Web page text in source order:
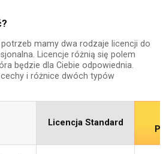
mamy dwa rodzaje licencji do
Licencje różnią się polem
będzie dla Ciebie odpowiednia.
i różnice dwóch typów
Licencja Standard